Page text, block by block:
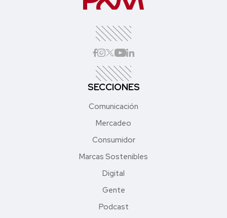
SECCIONES
Comunicación
Mercadeo
Consumidor
Marcas Sostenibles
Digital
Gente
Podcast